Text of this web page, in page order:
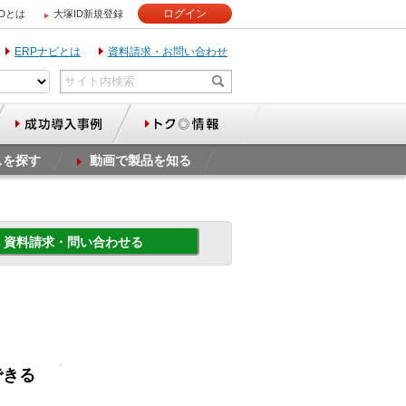
とは 大塚ID新規登録 ログイン
ERPナビとは 資料請求・お問い合わせ
探す 動画で製品を知る
資料請求・問い合わせる
る